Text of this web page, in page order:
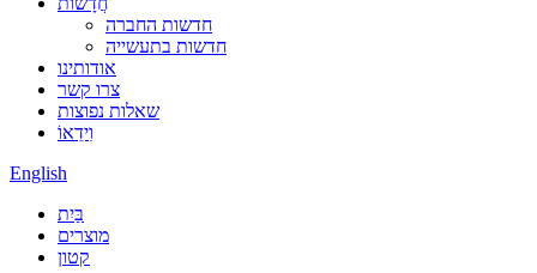
חדשות החברה
חדשות בתעשייה
אודותינו
צרו קשר
שאלות נפוצות
וִידֵאוֹ
English
בַּיִת
מוצרים
קטון